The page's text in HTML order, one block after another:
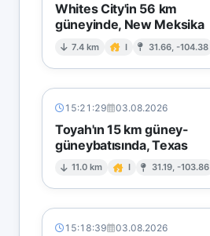
Whites City'in 56 km
güneyinde, New Meksika
7.4 km I 31.66, -104.38
15:21:29 03.08.2026
Toyah'ın 15 km güney-
güneybatısında, Texas
11.0 km I 31.19, -103.86
15:18:39 03.08.2026